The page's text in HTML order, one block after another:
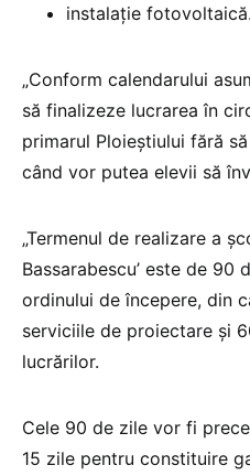
instalaţie fotovoltaică.
„Conform calendarului
să finalizeze lucrarea în
primarul Ploieștiului fără
când vor putea elevii să
„Termenul de realizare a
Bassarabescu’ este de 90
ordinului de începere, din
serviciile de proiectare şi
lucrărilor.
Cele 90 de zile vor fi
15 zile pentru constituire